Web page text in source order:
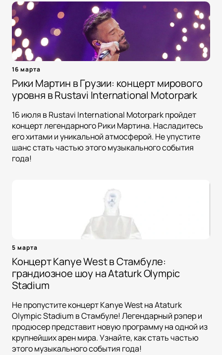
16 марта
Рики Мартин в Грузии: концерт мирового
уровня в Rustavi International Motorpark
16 июля в Rustavi International Motorpark пройдет
концерт легендарного Рики Мартина. Насладитесь
его хитами и уникальной атмосферой. Не упустите
шанс стать частью этого музыкального события
года!
5 марта
Концерт Kanye West в Стамбуле:
грандиозное шоу на Ataturk Olympic
Stadium
Не пропустите концерт Kanye West на Ataturk
Olympic Stadium в Стамбуле! Легендарный рэпер и
продюсер представит новую программу на одной из
крупнейших арен мира. Узнайте, как стать частью
этого музыкального события года!